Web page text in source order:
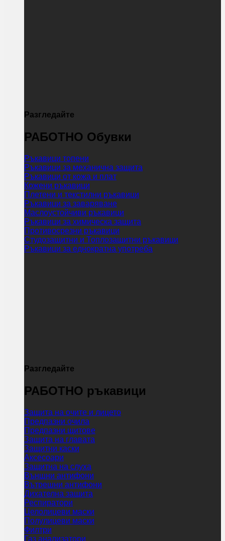
Разгледайте
РАБОТНО Обувки
Ръкавици топени
Ръкавици за механична защита
Ръкавици от кожа и плат
Кожени ръкавици
Плетени и текстилни ръкавици
Ръкавици за заваряване
Маслоустойчиви ръкавици
Ръкавици за химическа защита
Противосрезни ръкавици
Студозащитни и Топлозащитни ръкавици
Ръкавици за еднократна употреба
Разгледайте
РАБОТНО ръкавици
Защита на очите и лицето
Предпазни очила
Предпазни щитове
Защита на главата
Защитни каски
Аксесоари
Защитна на слуха
Външни антифони
Вътрешни антифони
Дихателна защита
Респиратори
Целолицеви маски
Полулицеви маски
Филтри
Газ анализатори